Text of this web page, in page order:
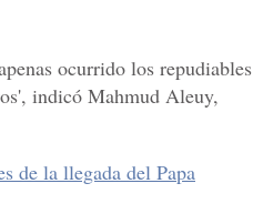
ocurrido los repudiables
indicó Mahmud Aleuy,
de la llegada del Papa